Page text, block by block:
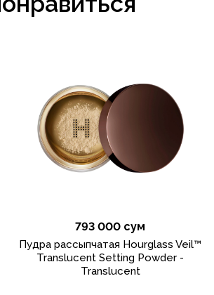
793 000 сум
Пудра рассыпчатая Hourglass Veil™
Translucent Setting Powder -
Translucent